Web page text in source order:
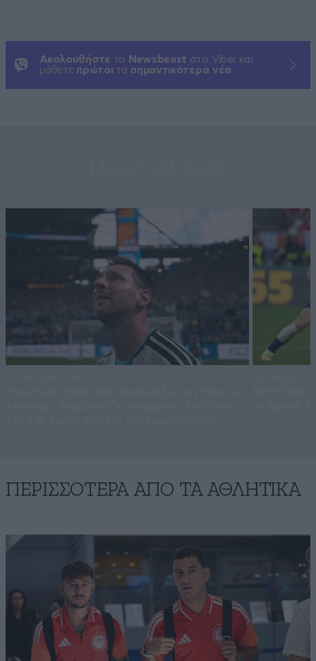
Ακολουθήστε το Newsbeast στο Viber και
μάθετε πρώτοι τα σημαντικότερα νέα
ΠΕΡΙΣΣΟΤΕΡΑ ΑΠΟ ΤA ΑΘΛΗΤΙΚΑ